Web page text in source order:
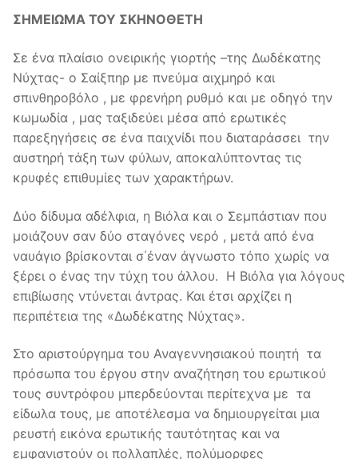
ΣΗΜΕΙΩΜΑ ΤΟΥ ΣΚΗΝΟΘΕΤΗ
Σε ένα πλαίσιο ονειρικής γιορτής –της Δωδέκατης
Νύχτας- ο Σαίξπηρ με πνεύμα αιχμηρό και
σπινθηροβόλο , με φρενήρη ρυθμό και με οδηγό την
κωμωδία , μας ταξιδεύει μέσα από ερωτικές
παρεξηγήσεις σε ένα παιχνίδι που διαταράσσει την
αυστηρή τάξη των φύλων, αποκαλύπτοντας τις
κρυφές επιθυμίες των χαρακτήρων.
Δύο δίδυμα αδέλφια, η Βιόλα και ο Σεμπάστιαν που
μοιάζουν σαν δύο σταγόνες νερό , μετά από ένα
ναυάγιο βρίσκονται σ΄έναν άγνωστο τόπο χωρίς να
ξέρει ο ένας την τύχη του άλλου. Η Βιόλα για λόγους
επιβίωσης ντύνεται άντρας. Και έτσι αρχίζει η
περιπέτεια της «Δωδέκατης Νύχτας».
Στο αριστούργημα του Αναγεννησιακού ποιητή τα
πρόσωπα του έργου στην αναζήτηση του ερωτικού
τους συντρόφου μπερδεύονται περίτεχνα με τα
είδωλα τους, με αποτέλεσμα να δημιουργείται μια
ρευστή εικόνα ερωτικής ταυτότητας και να
εμφανιστούν οι πολλαπλές, πολύμορφες